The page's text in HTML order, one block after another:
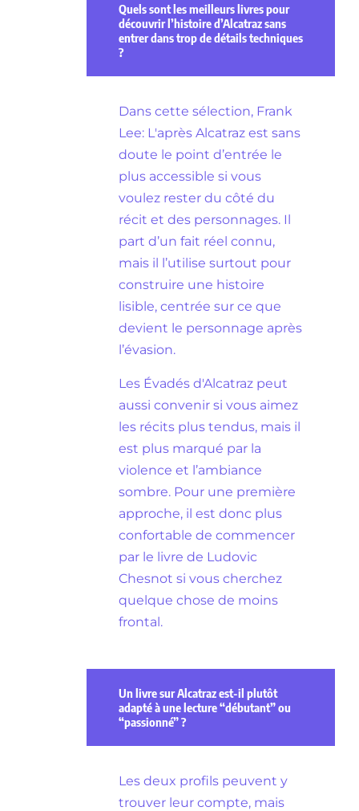
Quels sont les meilleurs livres pour
découvrir l’histoire d’Alcatraz sans
entrer dans trop de détails techniques
?
Dans cette sélection, Frank
Lee: L'après Alcatraz est sans
doute le point d’entrée le
plus accessible si vous
voulez rester du côté du
récit et des personnages. Il
part d’un fait réel connu,
mais il l’utilise surtout pour
construire une histoire
lisible, centrée sur ce que
devient le personnage après
l’évasion.
Les Évadés d'Alcatraz peut
aussi convenir si vous aimez
les récits plus tendus, mais il
est plus marqué par la
violence et l’ambiance
sombre. Pour une première
approche, il est donc plus
confortable de commencer
par le livre de Ludovic
Chesnot si vous cherchez
quelque chose de moins
frontal.
Un livre sur Alcatraz est-il plutôt
adapté à une lecture “débutant” ou
“passionné” ?
Les deux profils peuvent y
trouver leur compte, mais